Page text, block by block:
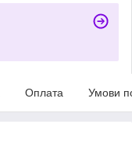
Оплата Умови